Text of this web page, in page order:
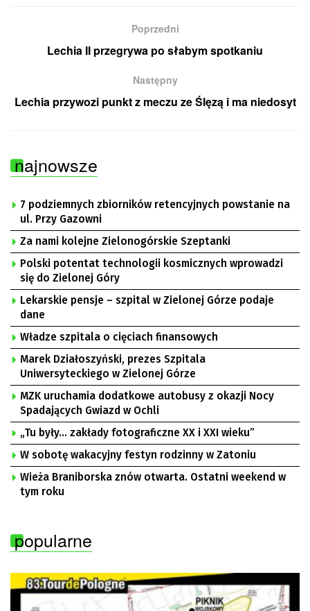
Poprzedni
Lechia II przegrywa po słabym spotkaniu
Następny
Lechia przywozi punkt z meczu ze Ślęzą i ma niedosyt
najnowsze
7 podziemnych zbiorników retencyjnych powstanie na
ul. Przy Gazowni
Za nami kolejne Zielonogórskie Szeptanki
Polski potentat technologii kosmicznych wprowadzi
się do Zielonej Góry
Lekarskie pensje – szpital w Zielonej Górze podaje
dane
Władze szpitala o cięciach finansowych
Marek Działoszyński, prezes Szpitala
Uniwersyteckiego w Zielonej Górze
MZK uruchamia dodatkowe autobusy z okazji Nocy
Spadających Gwiazd w Ochli
„Tu były… zakłady fotograficzne XX i XXI wieku”
W sobotę wakacyjny festyn rodzinny w Zatoniu
Wieża Braniborska znów otwarta. Ostatni weekend w
tym roku
popularne